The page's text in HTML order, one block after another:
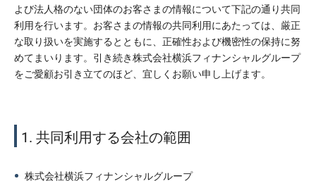
よび法人格のない団体のお客さまの情報について下記の通り共同
利用を行います。​お客さまの情報の共同利用にあたっては、厳正
な取り扱いを実施するとともに、正確性および機密性の保持に努
めてまいります。引き続き株式会社横浜フィナンシャルグループ
をご愛顧お引き立てのほど、宜しくお願い申し上げます。
1. 共同利用する会社の範囲
株式会社横浜フィナンシャルグループ